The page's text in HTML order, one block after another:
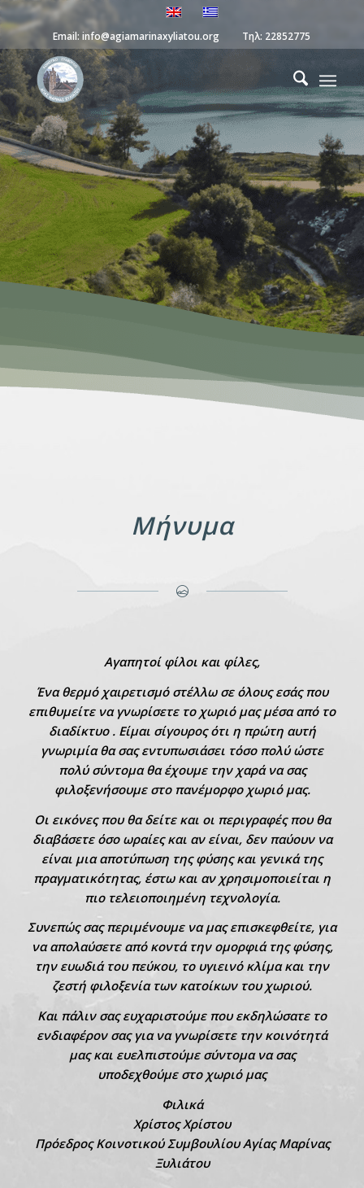
Email:info@agiamarinaxyliatou.org Τηλ: 22852775
Μήνυμα
Αγαπητοί φίλοι και φίλες,
Ένα θερμό χαιρετισμό στέλλω σε όλους εσάς που
επιθυμείτε να γνωρίσετε το χωριό μας μέσα από το
διαδίκτυο . Είμαι σίγουρος ότι η πρώτη αυτή
γνωριμία θα σας εντυπωσιάσει τόσο πολύ ώστε
πολύ σύντομα θα έχουμε την χαρά να σας
φιλοξενήσουμε στο πανέμορφο χωριό μας.
Οι εικόνες που θα δείτε και οι περιγραφές που θα
διαβάσετε όσο ωραίες και αν είναι, δεν παύουν να
είναι μια αποτύπωση της φύσης και γενικά της
πραγματικότητας, έστω και αν χρησιμοποιείται η
πιο τελειοποιημένη τεχνολογία.
Συνεπώς σας περιμένουμε να μας επισκεφθείτε, για
να απολαύσετε από κοντά την ομορφιά της φύσης,
την ευωδιά του πεύκου, το υγιεινό κλίμα και την
ζεστή φιλοξενία των κατοίκων του χωριού.
Και πάλιν σας ευχαριστούμε που εκδηλώσατε το
ενδιαφέρον σας για να γνωρίσετε την κοινότητά
μας και ευελπιστούμε σύντομα να σας
υποδεχθούμε στο χωριό μας
Φιλικά
Χρίστος Χρίστου
Πρόεδρος Κοινοτικού Συμβουλίου Αγίας Μαρίνας
Ξυλιάτου